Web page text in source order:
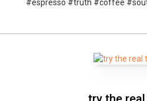
#espresso #truth #coffee